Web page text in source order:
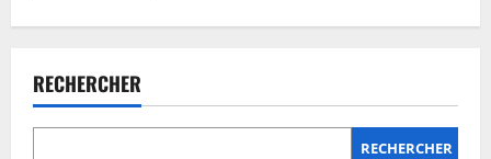
en
Lozère
:
mon
RECHERCHER
RECHERCHER